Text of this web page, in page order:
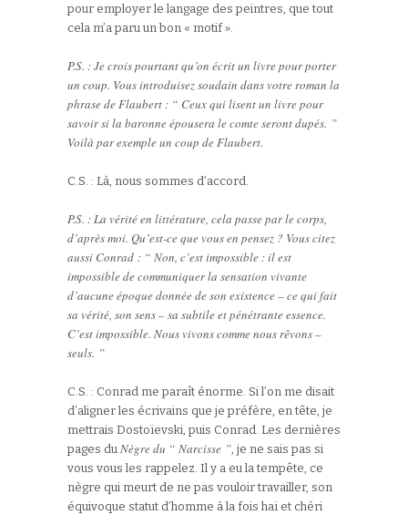
pour employer le langage des peintres, que tout
cela m’a paru un bon « motif ».
P.S. : Je crois pourtant qu’on écrit un livre pour porter
un coup. Vous introduisez soudain dans votre roman la
phrase de Flaubert : “ Ceux qui lisent un livre pour
savoir si la baronne épousera le comte seront dupés. ”
Voilà par exemple un coup de Flaubert.
C.S. : Là, nous sommes d’accord.
P.S. : La vérité en littérature, cela passe par le corps,
d’après moi. Qu’est-ce que vous en pensez ? Vous citez
aussi Conrad : “ Non, c’est impossible : il est
impossible de communiquer la sensation vivante
d’aucune époque donnée de son existence – ce qui fait
sa vérité, son sens – sa subtile et pénétrante essence.
C’est impossible. Nous vivons comme nous rêvons –
seuls. ”
C.S. : Conrad me paraît énorme. Si l’on me disait
d’aligner les écrivains que je préfère, en tête, je
mettrais Dostoïevski, puis Conrad. Les dernières
pages du Nègre du “ Narcisse ” , je ne sais pas si
vous vous les rappelez. Il y a eu la tempête, ce
nègre qui meurt de ne pas vouloir travailler, son
équivoque statut d’homme à la fois haï et chéri